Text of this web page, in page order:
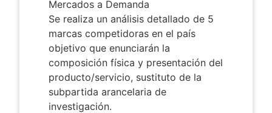
Mercados a Demanda
Se realiza un análisis detallado de 5
marcas competidoras en el país
objetivo que enunciarán la
composición física y presentación del
producto/servicio, sustituto de la
subpartida arancelaria de
investigación.